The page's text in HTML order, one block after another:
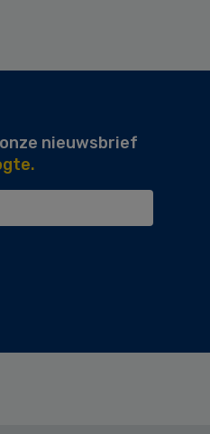
nieuwsbrief